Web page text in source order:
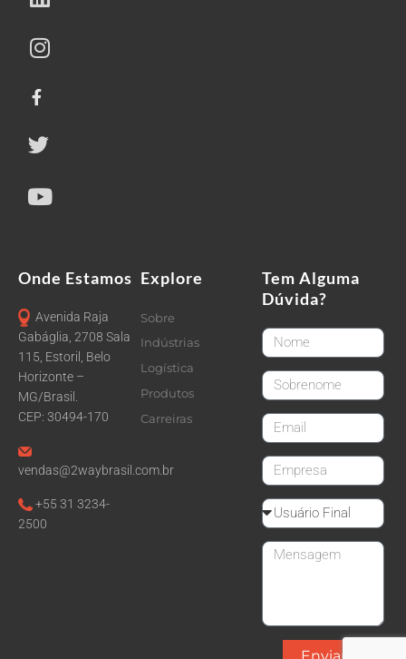
Onde Estamos
Avenida Raja
Gabáglia, 2708 Sala
115, Estoril, Belo
Horizonte –
MG/Brasil.
CEP: 30494-170
vendas@2waybrasil.com.br
+55 31 3234-
2500
Explore
Sobre
Indústrias
Logística
Produtos
Carreiras
Tem Alguma
Dúvida?
FirstName
LastName
email
CompanyName
Reseller
Message
Enviar